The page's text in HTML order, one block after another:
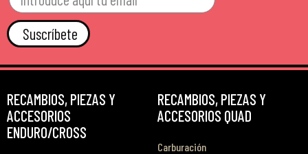
Suscríbete
RECAMBIOS, PIEZAS Y
ACCESORIOS
ENDURO/CROSS
RECAMBIOS, PIEZAS Y
ACCESORIOS QUAD
Carburación